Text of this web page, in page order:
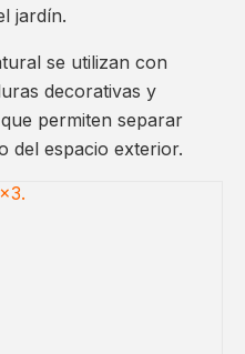
jardín.
se utilizan con
decorativas y
permiten separar
del espacio exterior.